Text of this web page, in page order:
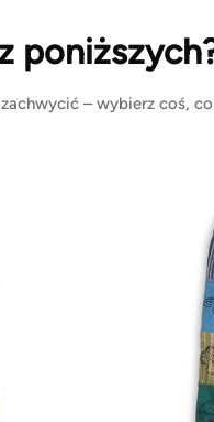
– wybierz coś,